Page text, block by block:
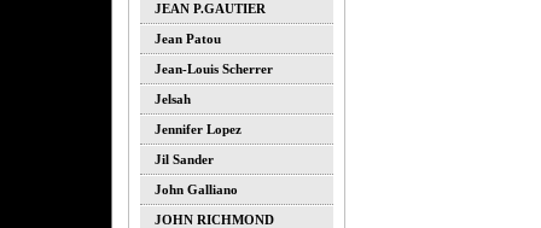
JEAN P.GAUTIER
Jean Patou
Jean-Louis Scherrer
Jelsah
Jennifer Lopez
Jil Sander
John Galliano
JOHN RICHMOND